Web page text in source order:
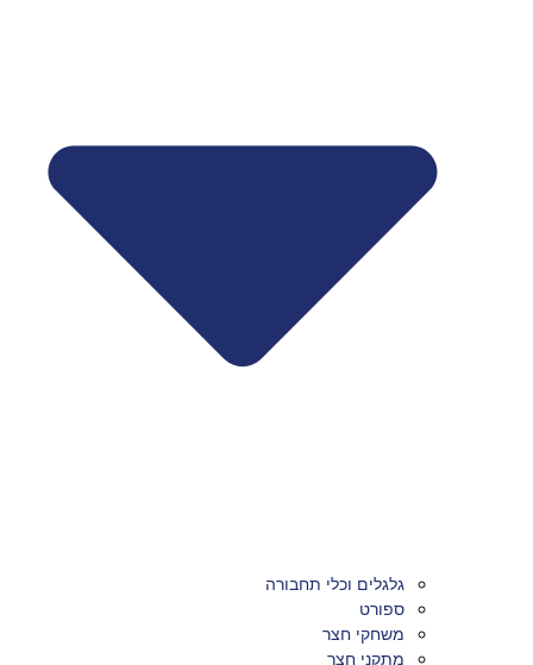
גלגלים וכלי תחבורה
ספורט
משחקי חצר
מתקני חצר